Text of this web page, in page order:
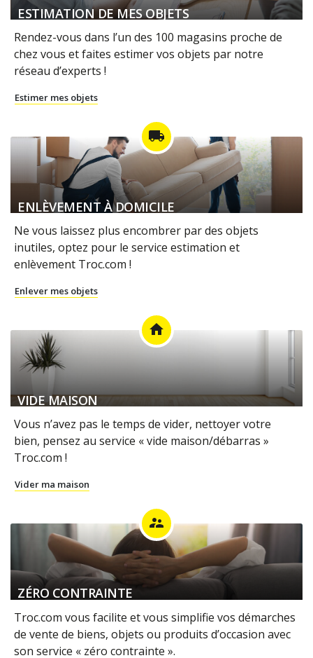
ESTIMATION DE MES OBJETS
Rendez-vous dans l’un des 100 magasins proche de
chez vous et faites estimer vos objets par notre
réseau d’experts !
Estimer mes objets
local_shipping
ENLÈVEMENT À DOMICILE
Ne vous laissez plus encombrer par des objets
inutiles, optez pour le service estimation et
enlèvement Troc.com !
Enlever mes objets
home
VIDE MAISON
Vous n’avez pas le temps de vider, nettoyer votre
bien, pensez au service « vide maison/débarras »
Troc.com !
Vider ma maison
supervisor_account
ZÉRO CONTRAINTE
Troc.com vous facilite et vous simplifie vos démarches
de vente de biens, objets ou produits d’occasion avec
son service « zéro contrainte ».